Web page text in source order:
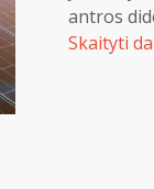
antros
Skaityti